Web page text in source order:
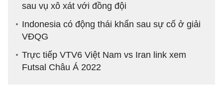
sau vụ xô xát với đồng đội
Indonesia có động thái khẩn sau sự cố ở giải
VĐQG
Trực tiếp VTV6 Việt Nam vs Iran link xem
Futsal Châu Á 2022